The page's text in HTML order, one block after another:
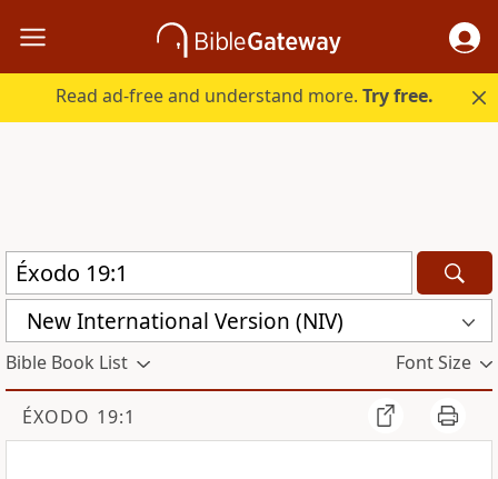
Read ad-free and understand more.Try free.
New International Version (NIV)
Bible Book List Font Size
ÉXODO 19:1